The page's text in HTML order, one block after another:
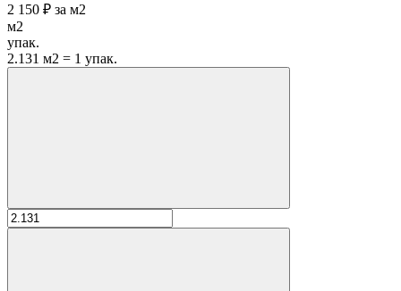
2 150 ₽ за м2
м2
упак.
2.131 м2 = 1 упак.